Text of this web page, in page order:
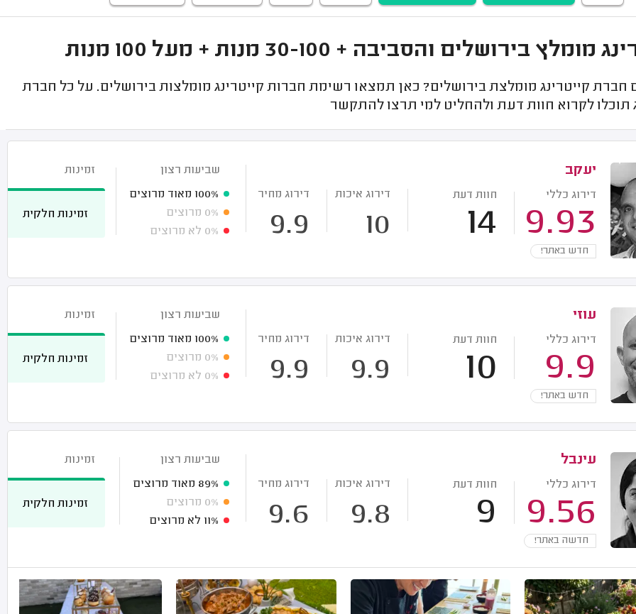
מומלץ בירושלים והסביבה + 30-100 מנות + מעל 100 מנות
קייטרינג מומלצת בירושלים? כאן תמצאו רשימת חברות קייטרינג מומלצות בירושלים. על כל חברת
תוכלו לקרוא חוות דעת ולהחליט למי תרצו להתקשר
יעקב
דירוג כללי
9.93
חוות דעת
14
דירוג איכות
10
דירוג מחיר
9.9
חדש באתר!
שביעות רצון
100% מאוד מרוצים
0% מרוצים
0% לא מרוצים
זמינות
זמינות חלקית
עוזי
דירוג כללי
9.9
חוות דעת
10
דירוג איכות
9.9
דירוג מחיר
9.9
חדש באתר!
שביעות רצון
100% מאוד מרוצים
0% מרוצים
0% לא מרוצים
זמינות
זמינות חלקית
עינבל
דירוג כללי
9.56
חוות דעת
9
דירוג איכות
9.8
דירוג מחיר
9.6
חדשה באתר!
שביעות רצון
89% מאוד מרוצים
0% מרוצים
11% לא מרוצים
זמינות
זמינות חלקית